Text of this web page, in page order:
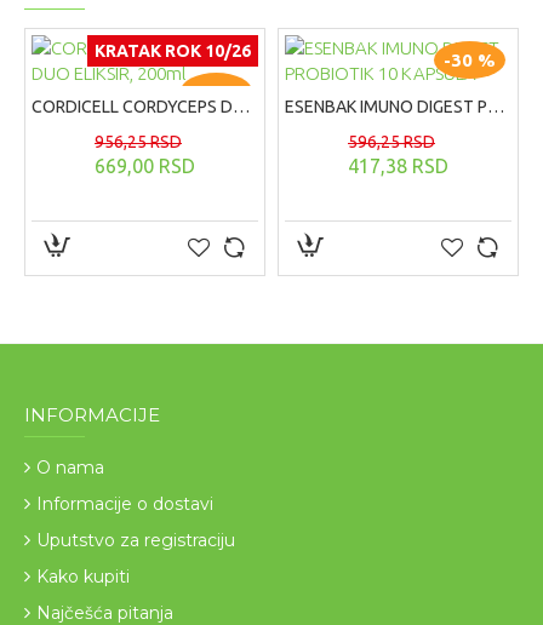
KRATAK ROK 10/26
-30 %
CORDICELL CORDYCEPS DUO ELIKSIR, 200ml
669,00 RSD
956,25 RSD
-30 %
ESENBAK IMUNO DIGEST PROBIOTIK 10 KAPSULA
417,38 RSD
596,25 RSD
INFORMACIJE
O nama
Informacije o dostavi
Uputstvo za registraciju
Kako kupiti
Najčešća pitanja